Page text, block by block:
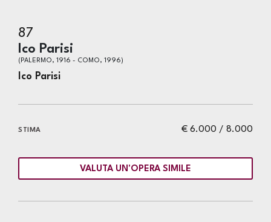
87
Ico Parisi
(PALERMO, 1916 - COMO, 1996)
Ico Parisi
€ 6.000 / 8.000
STIMA
VALUTA UN'OPERA SIMILE